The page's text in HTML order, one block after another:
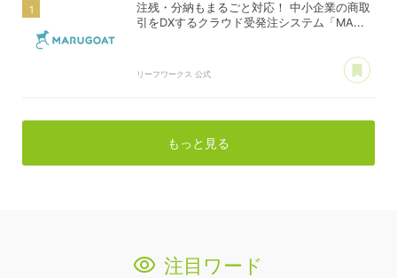
注残・分納もまるごと対応！ 中小企業の商取
引をDXするクラウド受発注システム「MA...
リーフワークス 公式
もっと見る
注目ワード